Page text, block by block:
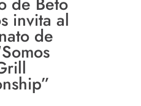
invita al
de